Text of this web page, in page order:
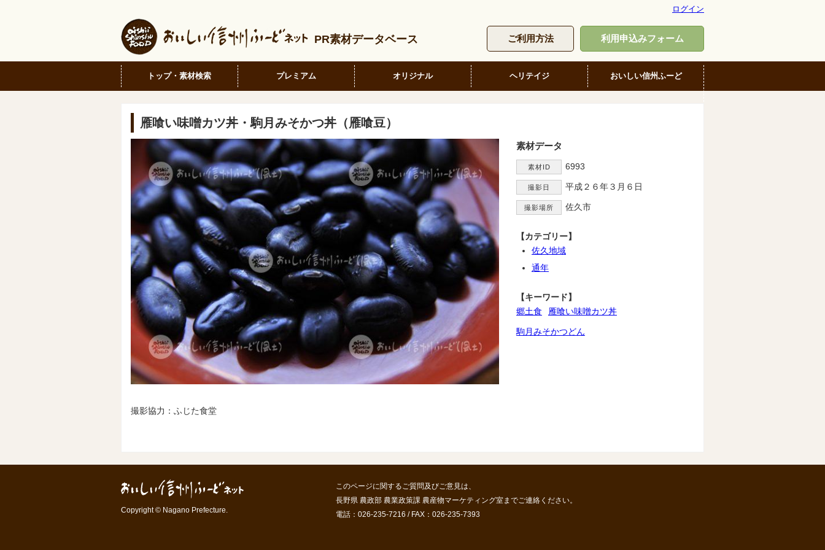
ログイン
PR素材データベース ご利用方法 利用申込みフォーム
トップ・素材検索 プレミアム オリジナル ヘリテイジ おいしい信州ふーど
雁喰い味噌カツ丼・駒月みそかつ丼（雁喰豆）
撮影協力：ふじた食堂
素材データ
素材ID 6993
撮影日 平成２６年３月６日
撮影場所 佐久市
【カテゴリー】
佐久地域
通年
【キーワード】
郷土食
雁喰い味噌カツ丼
駒月みそかつどん
Copyright © Nagano Prefecture.
このページに関するご質問及びご意見は、
長野県 農政部 農業政策課 農産物マーケティング室までご連絡ください。
電話：026-235-7216 / FAX：026-235-7393